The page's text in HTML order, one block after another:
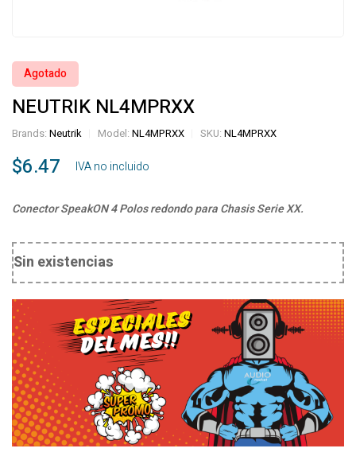
Agotado
NEUTRIK NL4MPRXX
Brands: Neutrik Model: NL4MPRXX SKU: NL4MPRXX
$6.47 ‎ ‎ ‎ IVA no incluido
Conector SpeakON 4 Polos redondo para Chasis Serie XX.
Sin existencias